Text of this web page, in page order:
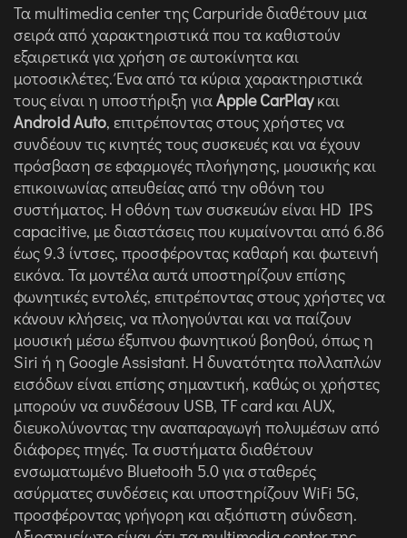
Τα multimedia center της Carpuride διαθέτουν μια
σειρά από χαρακτηριστικά που τα καθιστούν
εξαιρετικά για χρήση σε αυτοκίνητα και
μοτοσικλέτες. Ένα από τα κύρια χαρακτηριστικά
τους είναι η υποστήριξη για Apple CarPlayκαι
Android Auto, επιτρέποντας στους χρήστες να
συνδέουν τις κινητές τους συσκευές και να έχουν
πρόσβαση σε εφαρμογές πλοήγησης, μουσικής και
επικοινωνίας απευθείας από την οθόνη του
συστήματος. Η οθόνη των συσκευών είναι HD IPS
capacitive, με διαστάσεις που κυμαίνονται από 6.86
έως 9.3 ίντσες, προσφέροντας καθαρή και φωτεινή
εικόνα. Τα μοντέλα αυτά υποστηρίζουν επίσης
φωνητικές εντολές, επιτρέποντας στους χρήστες να
κάνουν κλήσεις, να πλοηγούνται και να παίζουν
μουσική μέσω έξυπνου φωνητικού βοηθού, όπως η
Siri ή η Google Assistant. Η δυνατότητα πολλαπλών
εισόδων είναι επίσης σημαντική, καθώς οι χρήστες
μπορούν να συνδέσουν USB, TF card και AUX,
διευκολύνοντας την αναπαραγωγή πολυμέσων από
διάφορες πηγές. Τα συστήματα διαθέτουν
ενσωματωμένο Bluetooth 5.0 για σταθερές
ασύρματες συνδέσεις και υποστηρίζουν WiFi 5G,
προσφέροντας γρήγορη και αξιόπιστη σύνδεση.